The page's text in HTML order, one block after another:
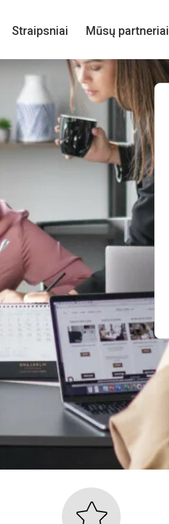
Straipsniai Mūsų partneriai